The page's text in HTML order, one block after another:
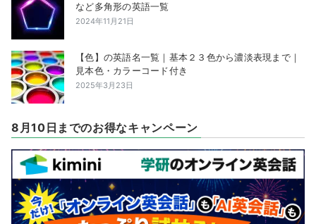
など多角形の英語一覧
2024年11月21日
【色】の英語名一覧｜基本２３色から濃淡表現まで｜
見本色・カラーコード付き
2025年3月23日
8月10日までのお得なキャンペーン